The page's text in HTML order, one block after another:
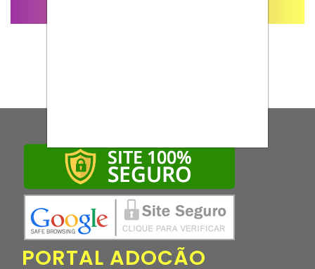
PORTAL ADOCÃO